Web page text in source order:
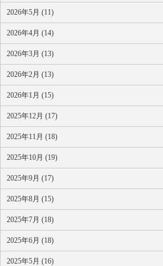
2026年5月 (11)
2026年4月 (14)
2026年3月 (13)
2026年2月 (13)
2026年1月 (15)
2025年12月 (17)
2025年11月 (18)
2025年10月 (19)
2025年9月 (17)
2025年8月 (15)
2025年7月 (18)
2025年6月 (18)
2025年5月 (16)